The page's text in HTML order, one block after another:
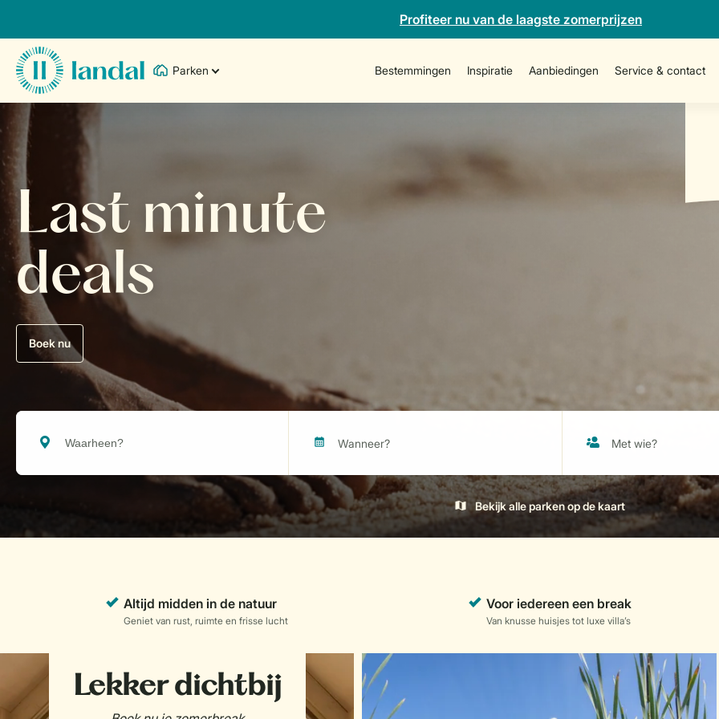
Profiteer nu van de laagste zomerprijzen
Parken Bestemmingen Inspiratie Aanbiedingen Service & contact
Last minute
deals
Boek nu
Bekijk alle parken op de kaart